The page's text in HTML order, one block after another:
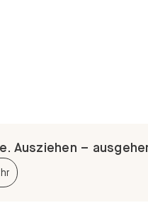
Ausziehen –